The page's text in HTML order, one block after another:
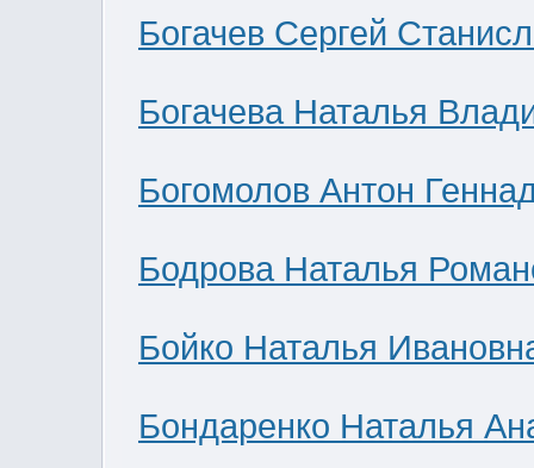
Богачев Сергей
Богачева Наталья
Богомолов Антон
Бодрова Наталья
Бойко Наталья
Бондаренко Наталья